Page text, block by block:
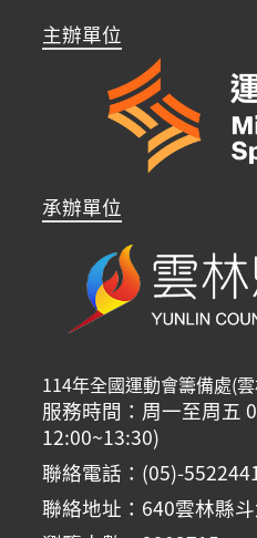
主辦單位
承辦單位
114年全國運動會籌備處(
服務時間：周一至周五
12:00~13:30)
聯絡電話：(05)-
聯絡地址：640雲林縣